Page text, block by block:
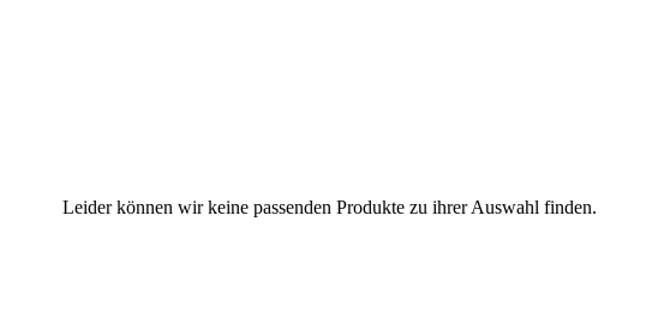
Leider können wir keine passenden Produkte zu ihrer Auswahl finden.